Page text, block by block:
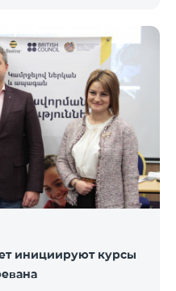
Beeline.
целью дать оценку
общественных
озвучить
достижения и
в течение года
в этой
инициируют курсы